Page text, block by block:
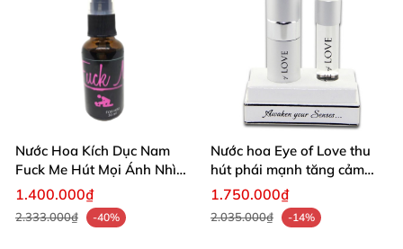
Nước Hoa Kích Dục Nam
Fuck Me Hút Mọi Ánh Nhìn
Quyến Rũ
1.400.000₫
2.333.000₫ -40%
Nước hoa Eye of Love thu
hút phái mạnh tăng cảm
xúc mãnh liệt
1.750.000₫
2.035.000₫ -14%